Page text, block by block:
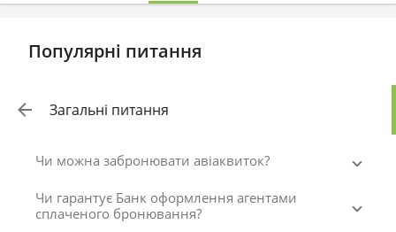
Популярні питання
Загальні питання
Чи можна забронювати авіаквиток?
Чи гарантує Банк оформлення агентами
сплаченого бронювання?